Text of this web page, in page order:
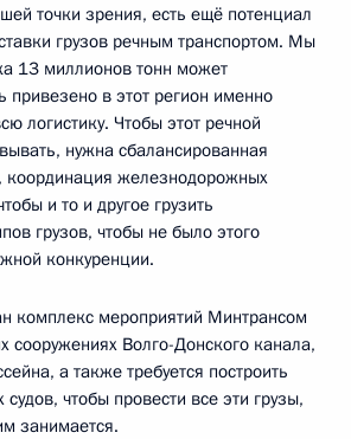
точки зрения, есть ещё потенциал
грузов речным транспортом. Мы
13 миллионов тонн может
привезено в этот регион именно
логистику. Чтобы этот речной
нужна сбалансированная
координация железнодорожных
и то и другое грузить
грузов, чтобы не было этого
конкуренции.
комплекс мероприятий Минтрансом
сооружениях Волго-Донского канала,
а также требуется построить
чтобы провести все эти грузы,
занимается.